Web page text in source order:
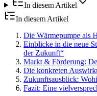
In diesem Artikel
In diesem Artikel
Die Wärmepumpe als
Einblicke in die neue
der Zukunft“
Markt & Förderung:
Die konkreten
Zukunftsausblick:
Fazit: Eine